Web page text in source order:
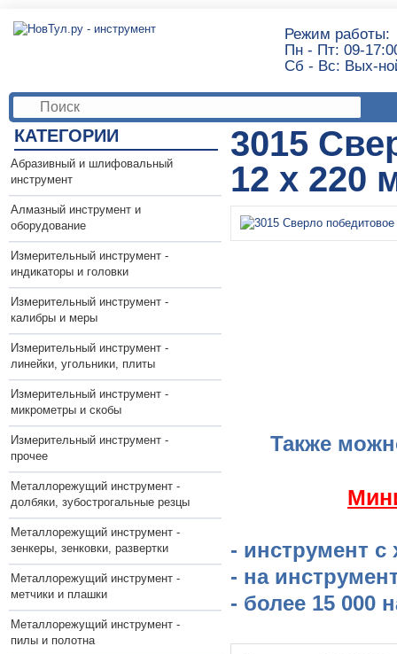
Режим работы:
Пн - Пт: 09-
Сб - Вс: Вых-
КАТЕГОРИИ
Абразивный и шлифовальный
инструмент
Алмазный инструмент и
оборудование
Измерительный инструмент -
индикаторы и головки
Измерительный инструмент -
калибры и меры
Измерительный инструмент -
линейки, угольники, плиты
Измерительный инструмент -
микрометры и скобы
Измерительный инструмент -
прочее
Металлорежущий инструмент -
долбяки, зубострогальные резцы
Металлорежущий инструмент -
зенкеры, зенковки, развертки
Металлорежущий инструмент -
метчики и плашки
Металлорежущий инструмент -
пилы и полотна
3015
12 x 220
Также
- инструмент
- на
- более 15 000